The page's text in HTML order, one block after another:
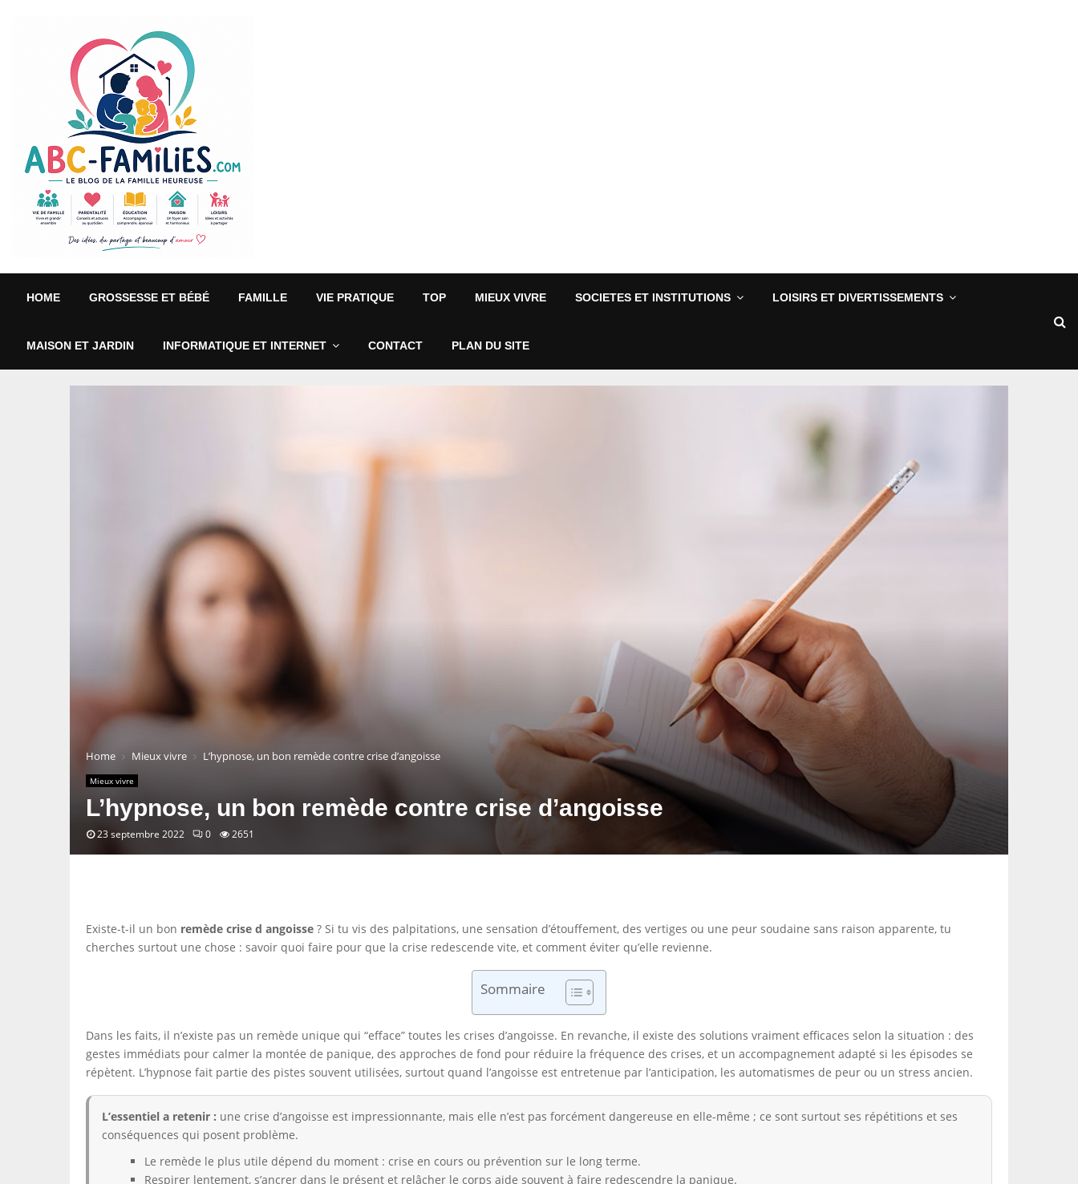
HOME GROSSESSE ET BÉBÉ FAMILLE VIE PRATIQUE TOP MIEUX VIVRE SOCIETES ET INSTITUTIONS LOISIRS ET DIVERTISSEMENTS
MAISON ET JARDIN INFORMATIQUE ET INTERNET CONTACT PLAN DU SITE
Home Mieux vivre L’hypnose, un bon remède contre crise d’angoisse
Mieux vivre
L’hypnose, un bon remède contre crise d’angoisse
23 septembre 2022 0 2651
Existe-t-il un bon remède crise d angoisse ? Si tu vis des palpitations, une sensation d’étouffement, des vertiges ou une peur soudaine sans raison apparente, tu
cherches surtout une chose : savoir quoi faire pour que la crise redescende vite, et comment éviter qu’elle revienne.
Sommaire
Dans les faits, il n’existe pas un remède unique qui “efface” toutes les crises d’angoisse. En revanche, il existe des solutions vraiment efficaces selon la situation : des
gestes immédiats pour calmer la montée de panique, des approches de fond pour réduire la fréquence des crises, et un accompagnement adapté si les épisodes se
répètent. L’hypnose fait partie des pistes souvent utilisées, surtout quand l’angoisse est entretenue par l’anticipation, les automatismes de peur ou un stress ancien.
L’essentiel a retenir : une crise d’angoisse est impressionnante, mais elle n’est pas forcément dangereuse en elle-même ; ce sont surtout ses répétitions et ses
conséquences qui posent problème.
Le remède le plus utile dépend du moment : crise en cours ou prévention sur le long terme.
Respirer lentement, s’ancrer dans le présent et relâcher le corps aide souvent à faire redescendre la panique.